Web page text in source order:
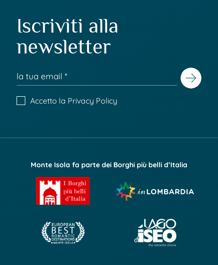
Iscriviti alla
newsletter
Accetto la Privacy Policy
Monte Isola fa parte dei Borghi più belli d’Italia